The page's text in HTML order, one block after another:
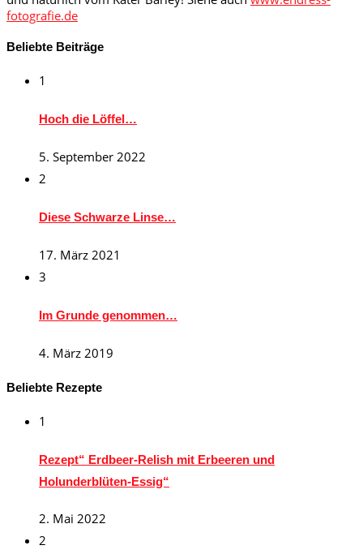
fotografie.de
Beliebte Beiträge
1
Hoch die Löffel…
5. September 2022
2
Diese Schwarze Linse…
17. März 2021
3
Im Grunde genommen…
4. März 2019
Beliebte Rezepte
1
Rezept“ Erdbeer-Relish mit Erbeeren und
Holunderblüten-Essig“
2. Mai 2022
2